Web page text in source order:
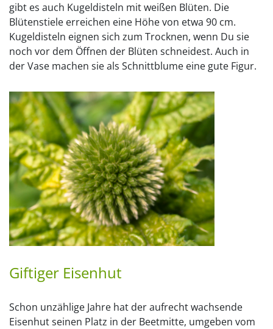
gibt es auch Kugeldisteln mit weißen Blüten. Die
Blütenstiele erreichen eine Höhe von etwa 90 cm.
Kugeldisteln eignen sich zum Trocknen, wenn Du sie
noch vor dem Öffnen der Blüten schneidest. Auch in
der Vase machen sie als Schnittblume eine gute Figur.
Giftiger Eisenhut
Schon unzählige Jahre hat der aufrecht wachsende
Eisenhut seinen Platz in der Beetmitte, umgeben vom